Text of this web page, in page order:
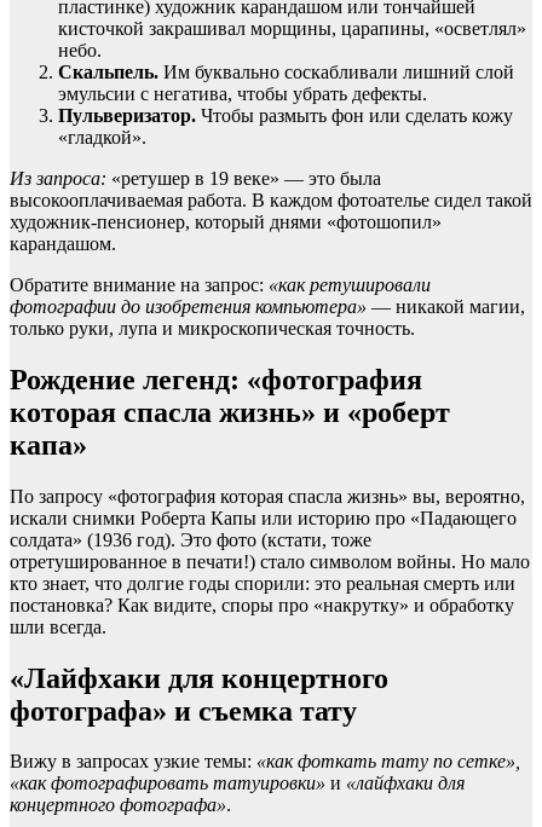
пластинке) художник карандашом или тончайшей
кисточкой закрашивал морщины, царапины, «осветлял»
небо.
Скальпель. Им буквально соскабливали лишний слой
эмульсии с негатива, чтобы убрать дефекты.
Пульверизатор. Чтобы размыть фон или сделать кожу
«гладкой».
Из запроса: «ретушер в 19 веке» — это была
высокооплачиваемая работа. В каждом фотоателье сидел такой
художник-пенсионер, который днями «фотошопил»
карандашом.
Обратите внимание на запрос: «как ретушировали
фотографии до изобретения компьютера» — никакой магии,
только руки, лупа и микроскопическая точность.
Рождение легенд: «фотография
которая спасла жизнь» и «роберт
капа»
По запросу «фотография которая спасла жизнь» вы, вероятно,
искали снимки Роберта Капы или историю про «Падающего
солдата» (1936 год). Это фото (кстати, тоже
отретушированное в печати!) стало символом войны. Но мало
кто знает, что долгие годы спорили: это реальная смерть или
постановка? Как видите, споры про «накрутку» и обработку
шли всегда.
«Лайфхаки для концертного
фотографа» и съемка тату
Вижу в запросах узкие темы: «как фоткать тату по сетке»,
«как фотографировать татуировки» и «лайфхаки для
концертного фотографа».